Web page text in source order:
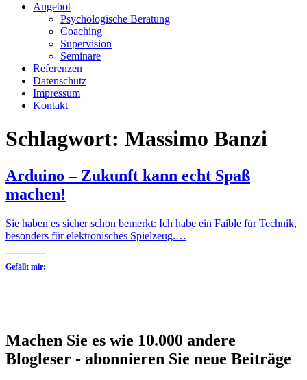
Angebot
Psychologische Beratung
Coaching
Supervision
Seminare
Referenzen
Datenschutz
Impressum
Kontakt
Schlagwort: Massimo Banzi
Arduino – Zukunft kann echt Spaß
machen!
Sie haben es sicher schon bemerkt: Ich habe ein Faible für Technik,
besonders für elektronisches Spielzeug.…
Gefällt mir:
Machen Sie es wie 10.000 andere
Blogleser - abonnieren Sie neue Beiträge